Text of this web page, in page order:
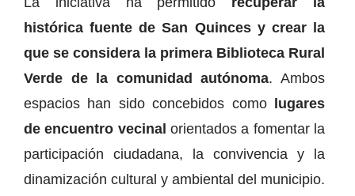
histórica fuente de San Quinces y crear la
que se considera la primera Biblioteca Rural
Verde de la comunidad autónoma. Ambos
espacios han sido concebidos como
lugares
de encuentro vecinal orientados a fomentar la
participación ciudadana, la convivencia y la
dinamización cultural y ambiental del municipio.